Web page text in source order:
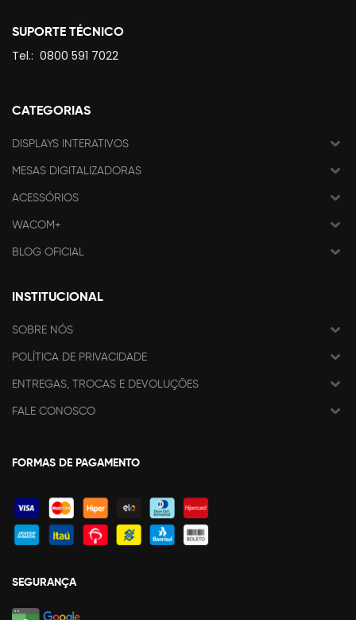
SUPORTE TÉCNICO
Tel.: 0800 591 7022
CATEGORIAS
DISPLAYS INTERATIVOS
MESAS DIGITALIZADORAS
ACESSÓRIOS
WACOM+
BLOG OFICIAL
INSTITUCIONAL
SOBRE NÓS
POLÍTICA DE PRIVACIDADE
ENTREGAS, TROCAS E DEVOLUÇÕES
FALE CONOSCO
FORMAS DE PAGAMENTO
SEGURANÇA